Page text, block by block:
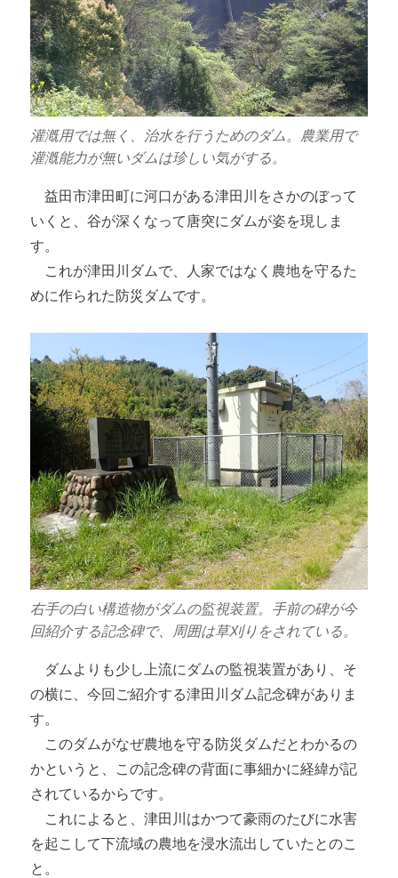
灌漑用では無く、治水を行うためのダム。農業用で
灌漑能力が無いダムは珍しい気がする。
益田市津田町に河口がある津田川をさかのぼって
いくと、谷が深くなって唐突にダムが姿を現しま
す。
これが津田川ダムで、人家ではなく農地を守るた
めに作られた防災ダムです。
右手の白い構造物がダムの監視装置。手前の碑が今
回紹介する記念碑で、周囲は草刈りをされている。
ダムよりも少し上流にダムの監視装置があり、そ
の横に、今回ご紹介する津田川ダム記念碑がありま
す。
このダムがなぜ農地を守る防災ダムだとわかるの
かというと、この記念碑の背面に事細かに経緯が記
されているからです。
これによると、津田川はかつて豪雨のたびに水害
を起こして下流域の農地を浸水流出していたとのこ
と。